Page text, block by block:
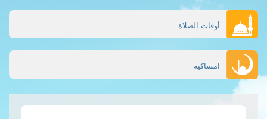
أوقات الصلاة
امساكية